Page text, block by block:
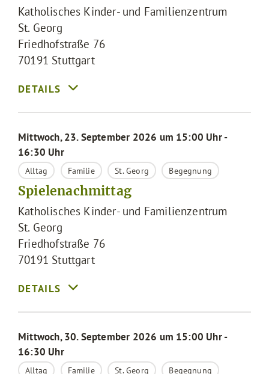
Katholisches Kinder- und Familienzentrum
St. Georg
Friedhofstraße 76
70191 Stuttgart
Mittwoch, 23. September 2026 um 15:00 Uhr -
16:30 Uhr
Alltag Familie St. Georg Begegnung
Spielenachmittag
Katholisches Kinder- und Familienzentrum
St. Georg
Friedhofstraße 76
70191 Stuttgart
Mittwoch, 30. September 2026 um 15:00 Uhr -
16:30 Uhr
Alltag Familie St. Georg Begegnung